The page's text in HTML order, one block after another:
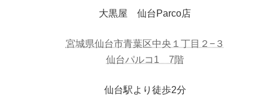
大黒屋 仙台Parco店
宮城県仙台市青葉区中央１丁目２−３
仙台パルコ1 7階
仙台駅より徒歩2分